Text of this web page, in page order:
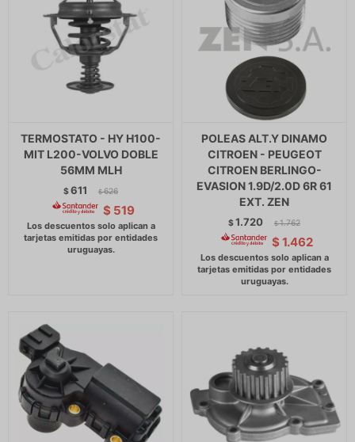
TERMOSTATO - HY H100-
MIT L200-VOLVO DOBLE
56MM MLH
$611 $ 626
$ 519
POLEAS ALT.Y DINAMO
CITROEN - PEUGEOT
CITROEN BERLINGO-
EVASION 1.9D/2.0D 6R 61
EXT. ZEN
$1.720 $ 1.762
$ 1.462